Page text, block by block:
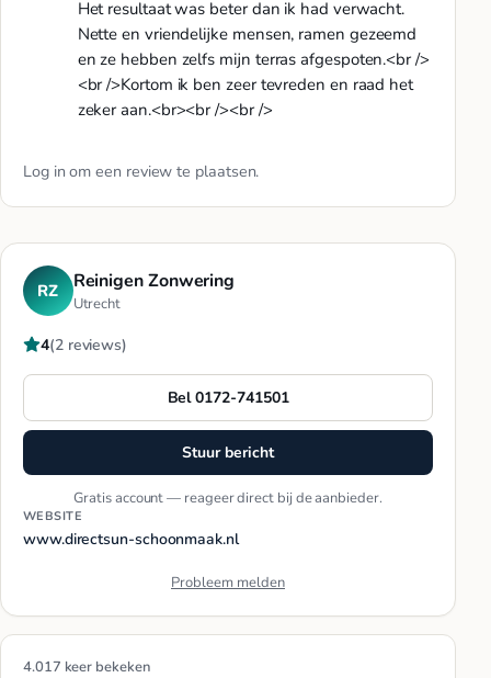
Het resultaat was beter dan ik had verwacht.
Nette en vriendelijke mensen, ramen gezeemd
en ze hebben zelfs mijn terras afgespoten.<br />
<br />Kortom ik ben zeer tevreden en raad het
zeker aan.<br><br /><br />
Log in om een review te plaatsen.
RZ Reinigen Zonwering
Utrecht
4(2 reviews)
Bel 0172-741501
Stuur bericht
Gratis account — reageer direct bij de aanbieder.
WEBSITE
www.directsun-schoonmaak.nl
Probleem melden
4.017 keer bekeken